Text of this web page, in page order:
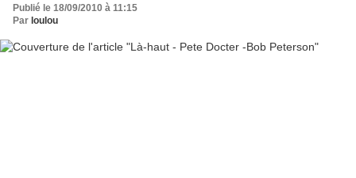
Publié le 18/09/2010 à 11:15
Par loulou